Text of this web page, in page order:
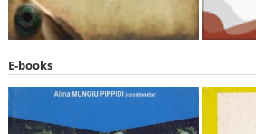
E-books